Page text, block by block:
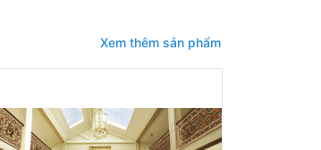
Xem thêm sản phẩm